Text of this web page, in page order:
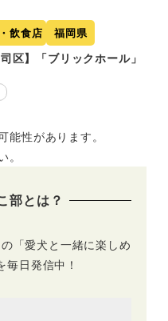
飲食店 福岡県
司区】「ブリックホール」
性があります。
部とは？
「愛犬と一緒に楽しめ
毎日発信中！